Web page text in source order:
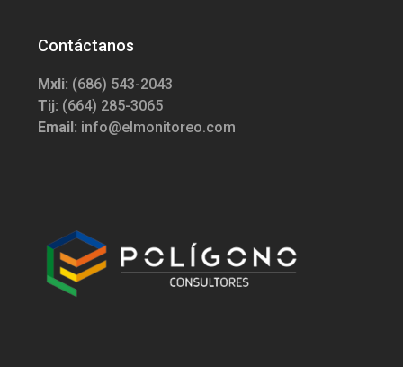
Contáctanos
Mxli: (686) 543-2043
Tij: (664) 285-3065
Email: info@elmonitoreo.com